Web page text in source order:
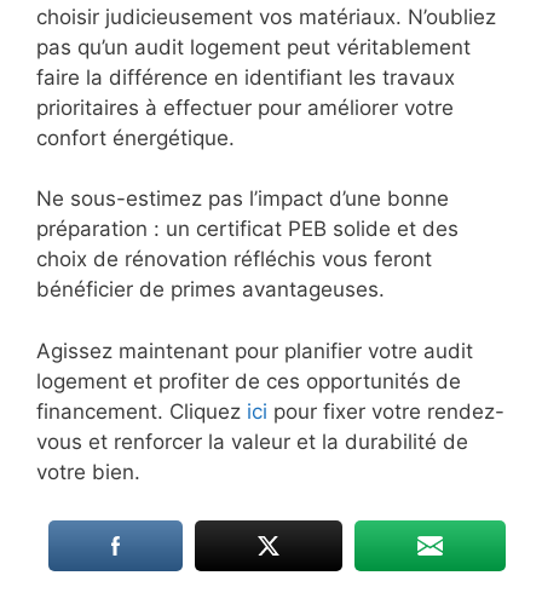
choisir judicieusement vos matériaux. N’oubliez
pas qu’un audit logement peut véritablement
faire la différence en identifiant les travaux
prioritaires à effectuer pour améliorer votre
confort énergétique.
Ne sous-estimez pas l’impact d’une bonne
préparation : un certificat PEB solide et des
choix de rénovation réfléchis vous feront
bénéficier de primes avantageuses.
Agissez maintenant pour planifier votre audit
logement et profiter de ces opportunités de
financement. Cliquez ici pour fixer votre rendez-
vous et renforcer la valeur et la durabilité de
votre bien.